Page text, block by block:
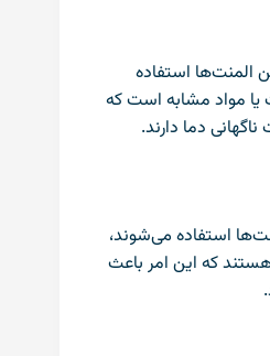
استفاده
مواد مشابه است که
ناگهانی دما دارند.
استفاده می‌شوند،
هستند که این امر باعث